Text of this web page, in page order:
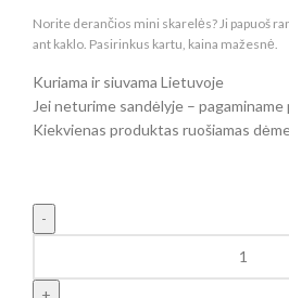
Norite derančios mini skarelės? Ji papuoš
ant kaklo. Pasirinkus kartu, kaina mažesnė.
Kuriama ir siuvama Lietuvoje
Jei neturime sandėlyje –
Kiekvienas produktas ruošiamas